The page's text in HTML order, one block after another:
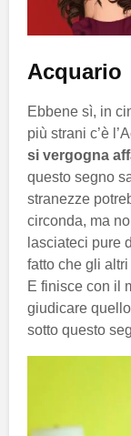
Acquario
Ebbene sì, in
più strani c’è
si vergogna
questo segno
stranezze
circonda, ma
lasciateci pure
fatto che gli
E finisce con il
giudicare
sotto questo